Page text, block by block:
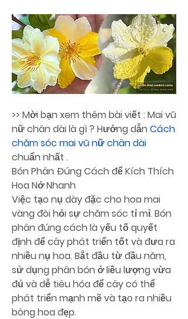
>> Mời bạn xem thêm bài viết : Mai vũ
nữ chân dài là gì ? Hướng dẫn Cách
chăm sóc mai vũ nữ chân dài
chuẩn nhất .
Bón Phân Đúng Cách để Kích Thích
Hoa Nở Nhanh
Việc tạo nụ dày đặc cho hoa mai
vàng đòi hỏi sự chăm sóc tỉ mỉ. Bón
phân đúng cách là yếu tố quyết
định để cây phát triển tốt và đưa ra
nhiều nụ hoa. Bắt đầu từ đầu năm,
sử dụng phân bón ở liều lượng vừa
đủ và dễ tiêu hóa để cây có thể
phát triển mạnh mẽ và tạo ra nhiều
bông hoa đẹp.